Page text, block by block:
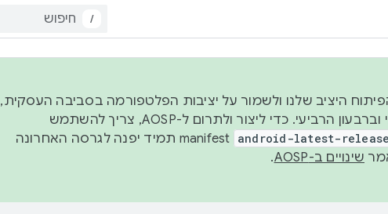
/
למודל הפיתוח היציב שלנו ולשמור על יציבות הפלטפורמה בסביבה העסקית,
נפרסם קוד מקור ב-AOSP ברבעון השני וברבעון הרביעי. כדי ליצור ולתרום ל-AOSP, צריך להשתמש
android-latest-release
manifest תמיד יפנה לגרסה האחרונה
שינויים ב-AOSP .